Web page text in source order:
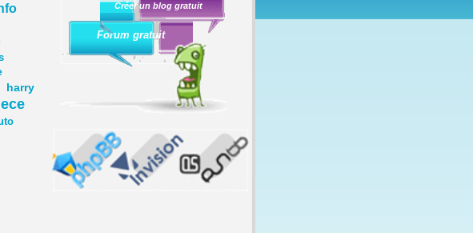
harry
Créer un blog gratuit
Forum gratuit